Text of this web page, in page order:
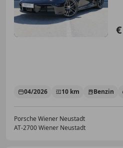
04/2026 10 km Benzin
Porsche Wiener Neustadt
AT-2700 Wiener Neustadt